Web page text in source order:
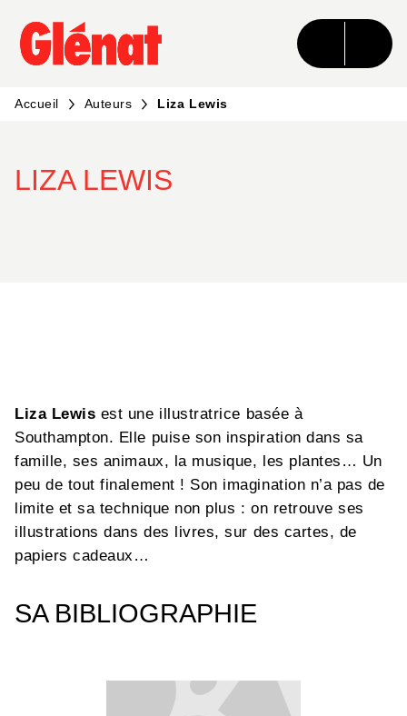
MENU RECHERCHE CONTENU
PIED DE PAGE
Accueil Auteurs Liza Lewis
LIZA LEWIS
Liza Lewis est une illustratrice basée à
Southampton. Elle puise son inspiration dans sa
famille, ses animaux, la musique, les plantes… Un
peu de tout finalement ! Son imagination n’a pas de
limite et sa technique non plus : on retrouve ses
illustrations dans des livres, sur des cartes, de
papiers cadeaux…
SA BIBLIOGRAPHIE